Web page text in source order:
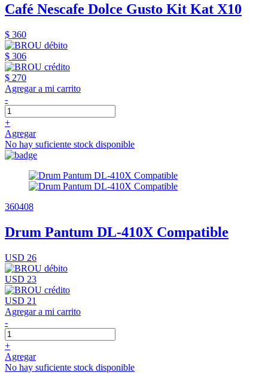
Café Nescafe Dolce Gusto Kit Kat X10
$ 360
$ 306
$ 270
Agregar a mi carrito
-
+
Agregar
No hay suficiente stock disponible
360408
Drum Pantum DL-410X Compatible
USD 26
USD 23
USD 21
Agregar a mi carrito
-
+
Agregar
No hay suficiente stock disponible